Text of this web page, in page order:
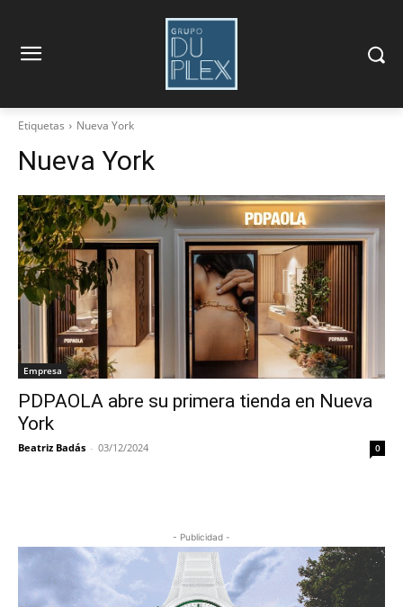
Etiquetas Nueva York
Nueva York
Empresa
PDPAOLA abre su primera tienda en Nueva
York
Beatriz Badás - 03/12/2024 0
- Publicidad -